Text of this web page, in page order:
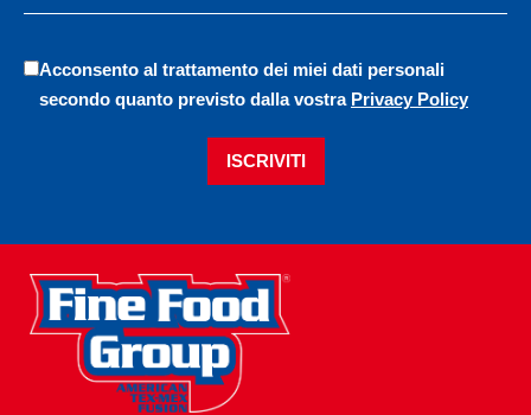
Acconsento al trattamento dei miei dati personali
secondo quanto previsto dalla vostra Privacy Policy
ISCRIVITI